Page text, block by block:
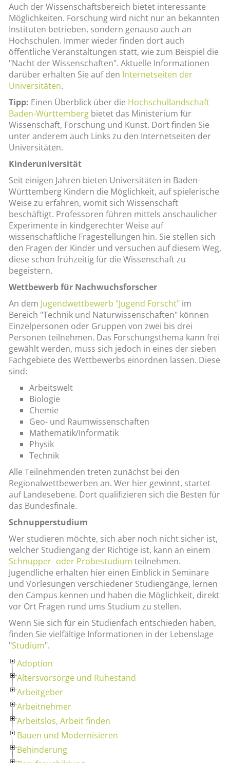
Auch der Wissenschaftsbereich bietet interessante
Möglichkeiten. Forschung wird nicht nur an bekannten
Instituten betrieben, sondern genauso auch an
Hochschulen. Immer wieder finden dort auch
öffentliche Veranstaltungen statt, wie zum Beispiel die
"Nacht der Wissenschaften". Aktuelle Informationen
darüber erhalten Sie auf den Internetseiten der
Universitäten.
Tipp: Einen Überblick über die Hochschullandschaft
Baden-Württemberg bietet das Ministerium für
Wissenschaft, Forschung und Kunst. Dort finden Sie
unter anderem auch Links zu den Internetseiten der
Universitäten.
Kinderuniversität
Seit einigen Jahren bieten Universitäten in Baden-
Württemberg Kindern die Möglichkeit, auf spielerische
Weise zu erfahren, womit sich Wissenschaft
beschäftigt. Professoren führen mittels anschaulicher
Experimente in kindgerechter Weise auf
wissenschaftliche Fragestellungen hin. Sie stellen sich
den Fragen der Kinder und versuchen auf diesem Weg,
diese schon frühzeitig für die Wissenschaft zu
begeistern.
Wettbewerb für Nachwuchsforscher
An dem Jugendwettbewerb "Jugend Forscht" im
Bereich "Technik und Naturwissenschaften" können
Einzelpersonen oder Gruppen von zwei bis drei
Personen teilnehmen. Das Forschungsthema kann frei
gewählt werden, muss sich jedoch in eines der sieben
Fachgebiete des Wettbewerbs einordnen lassen. Diese
sind:
Arbeitswelt
Biologie
Chemie
Geo- und Raumwissenschaften
Mathematik/Informatik
Physik
Technik
Alle Teilnehmenden treten zunächst bei den
Regionalwettbewerben an. Wer hier gewinnt, startet
auf Landesebene. Dort qualifizieren sich die Besten für
das Bundesfinale.
Schnupperstudium
Wer studieren möchte, sich aber noch nicht sicher ist,
welcher Studiengang der Richtige ist, kann an einem
Schnupper- oder Probestudium teilnehmen.
Jugendliche erhalten hier einen Einblick in Seminare
und Vorlesungen verschiedener Studiengänge, lernen
den Campus kennen und haben die Möglichkeit, direkt
vor Ort Fragen rund ums Studium zu stellen.
Wenn Sie sich für ein Studienfach entschieden haben,
finden Sie vielfältige Informationen in der Lebenslage
"Studium".
Adoption
Altersvorsorge und Ruhestand
Arbeitgeber
Arbeitnehmer
Arbeitslos, Arbeit finden
Bauen und Modernisieren
Behinderung